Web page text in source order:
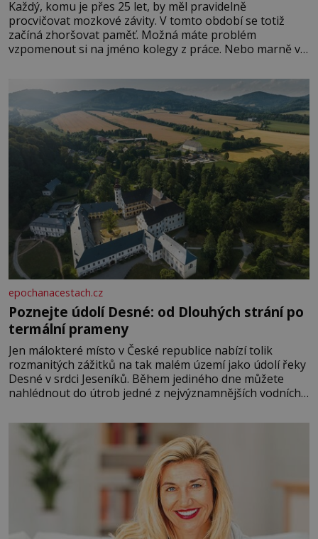
Každý, komu je přes 25 let, by měl pravidelně
procvičovat mozkové závity. V tomto období se totiž
začíná zhoršovat paměť. Možná máte problém
vzpomenout si na jméno kolegy z práce. Nebo marně v
Je to opravdu tak, s věkem jako kdyby se paměť
rozhodla stávkovat. Cvičte
epochanacestach.cz
Poznejte údolí Desné: od Dlouhých strání po
termální prameny
Jen málokteré místo v České republice nabízí tolik
rozmanitých zážitků na tak malém území jako údolí řeky
Desné v srdci Jeseníků. Během jediného dne můžete
nahlédnout do útrob jedné z nejvýznamnějších vodních
se na koloběžce a den zakončit poznáváním památek ve
Velkých Losinách nebo v termálním